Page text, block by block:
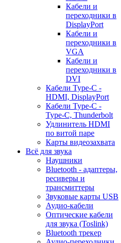
Кабели и
переходники в
DisplayPort
Кабели и
переходники в
VGA
Кабели и
переходники в
DVI
Кабели Type-C -
HDMI, DisplayPort
Кабели Type-C -
Type-C, Thunderbolt
Удлинитель HDMI
по витой паре
Карты видеозахвата
Всё для звука
Наушники
Bluetooth - адаптеры,
ресиверы и
трансмиттеры
Звуковые карты USB
Аудио-кабели
Оптические кабели
для звука (Toslink)
Bluetooth трекер